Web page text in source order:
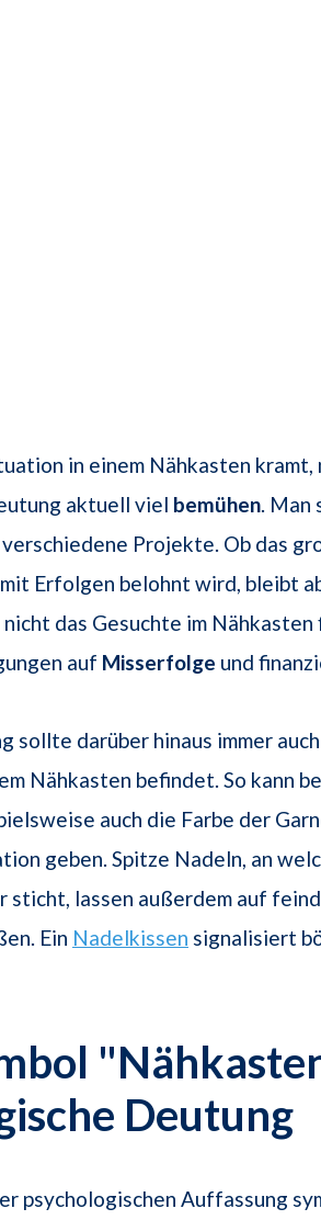
in einem Nähkasten kramt,
aktuell viel bemühen. Man
Projekte. Ob das
Erfolgen belohnt wird, bleibt
nicht das Gesuchte im
auf Misserfolge und
sollte darüber hinaus immer
Nähkasten befindet. So kann
auch die Farbe der
geben. Spitze Nadeln, an
sticht, lassen außerdem auf
Ein Nadelkissen signalisiert
Deutung
psychologischen Auffassung